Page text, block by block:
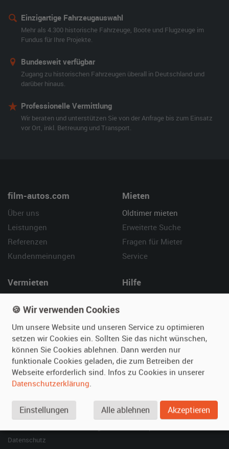
Einzigartige Fahrzeugauswahl
Mehr als 4.300 historische Fahrzeuge, Boote und Flugzeuge im
Fundus für Ihre Projekte.
Bundesweit verfügbar
Zugang zu historischen Fahrzeugen überall in Deutschland und
darüber hinaus.
Professionelle Vermittlung
Wir beraten und unterstützen Sie von der Anfrage bis zum Einsatz
vor Ort, inkl. Betreuung und Transport.
film-autos.com
Über uns
Leistungen
Referenzen
Kundenmeinungen
Mieten
Oldtimer mieten
Erweiterte Suche
Fragen für Mieter
Service
Vermieten
Fotos senden
Fragen für Vermieter
Inserat verwalten
Hilfe
Kontakt
SPECIAL
Berühmte Filmautos –
Datenschutz
🍪 Wir verwenden Cookies
Um unsere Website und unseren Service zu optimieren
setzen wir Cookies ein. Sollten Sie das nicht wünschen,
können Sie Cookies ablehnen. Dann werden nur
funktionale Cookies geladen, die zum Betreiben der
Webseite erforderlich sind. Infos zu Cookies in unserer
Datenschutzerklärung.
Einstellungen Alle ablehnen Akzeptieren